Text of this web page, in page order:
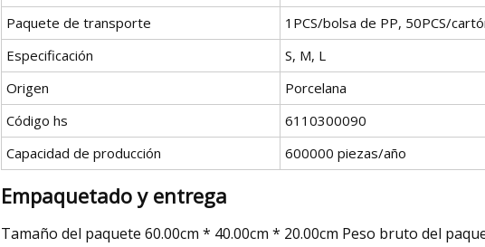
Paquete de transporte
1PCS/bolsa de PP, 50PCS/
Especificación
S, M, L
Origen
Porcelana
Código hs
6110300090
Capacidad de producción
600000 piezas/año
Empaquetado y entrega
Tamaño del paquete 60.00cm * 40.00cm * 20.00cm Peso bruto del